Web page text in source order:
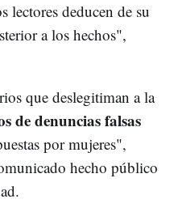
lectores deducen de su
a los hechos",
que deslegitiman a la
de denuncias falsas
por mujeres",
hecho público